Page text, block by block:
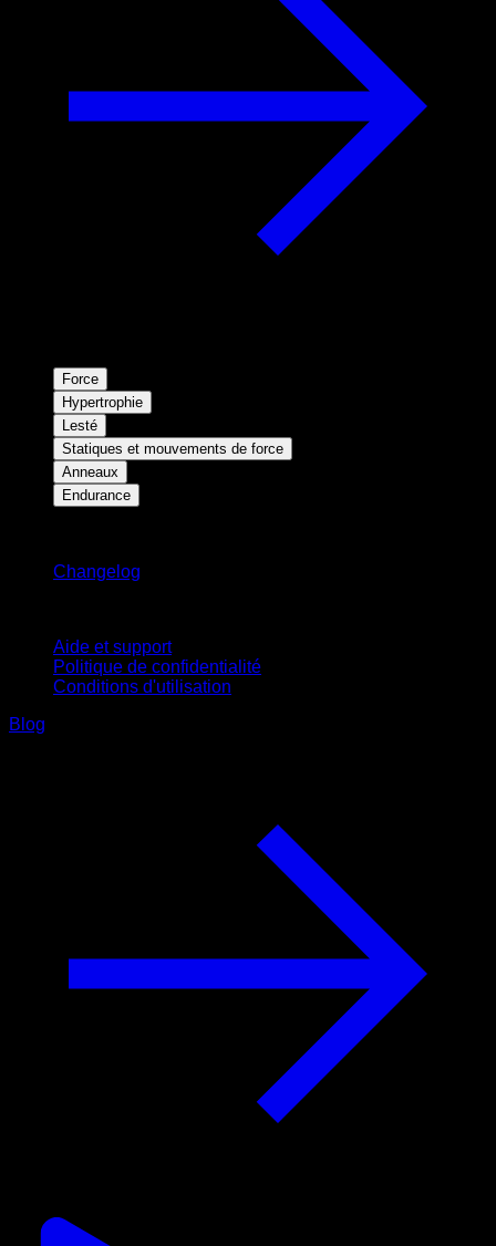
Force
Hypertrophie
Lesté
Statiques et mouvements de force
Anneaux
Endurance
Changelog
Aide et support
Politique de confidentialité
Conditions d'utilisation
Blog